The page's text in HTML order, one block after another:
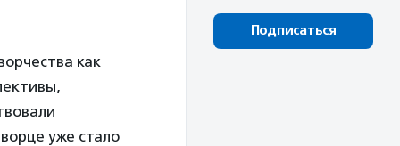
как
уже стало
Подписаться